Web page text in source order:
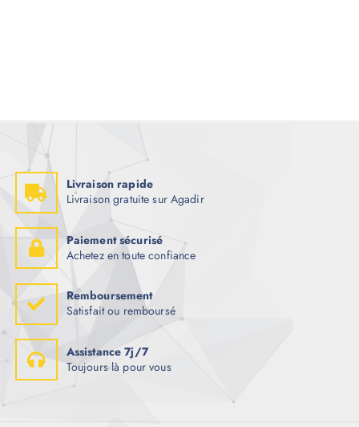
Livraison rapide
Livraison gratuite sur Agadir
Paiement sécurisé
Achetez en toute confiance
Remboursement
Satisfait ou remboursé
Assistance 7j/7
Toujours là pour vous